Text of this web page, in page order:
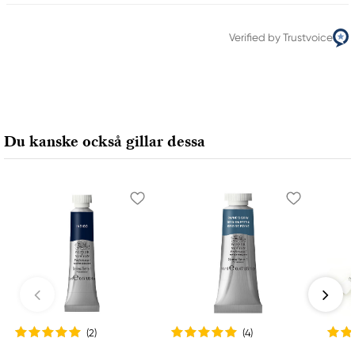
Verified by Trustvoice
Du kanske också gillar dessa
(2)
(4)